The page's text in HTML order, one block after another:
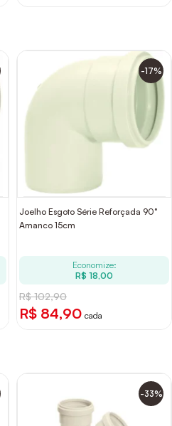
-17%
Joelho Esgoto Série Reforçada 90°
Amanco 15cm
Economize:
R$ 18,00
R$ 102,90
R$ 84,90 cada
-33%